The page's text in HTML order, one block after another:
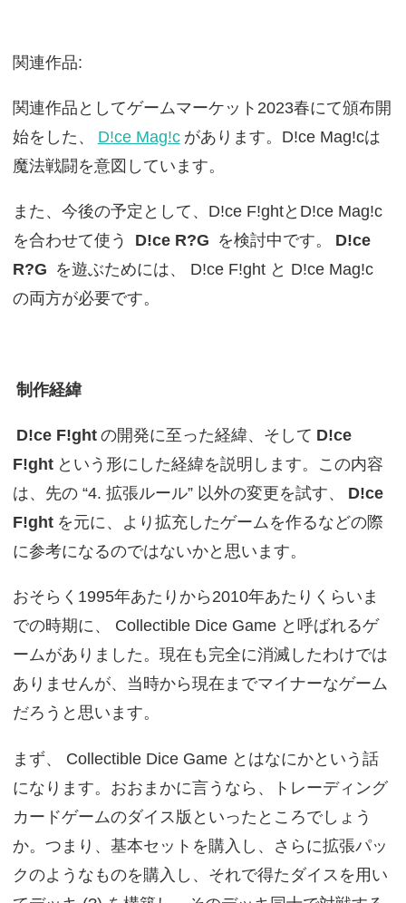
関連作品:
関連作品としてゲームマーケット2023春にて頒布開
始をした、
D!ce Mag!c があります。D!ce Mag!cは
魔法戦闘を意図しています。
また、今後の予定として、D!ce F!ghtとD!ce Mag!c
を合わせて使う
D!ce R?G を検討中です。
D!ce
R?G を遊ぶためには、 D!ce F!ght と D!ce Mag!c
の両方が必要です。
制作経緯
D!ce F!ght の開発に至った経緯、そして D!ce
F!ght という形にした経緯を説明します。この内容
は、先の “4. 拡張ルール” 以外の変更を試す、
D!ce
F!ght を元に、より拡充したゲームを作るなどの際
に参考になるのではないかと思います。
おそらく1995年あたりから2010年あたりくらいま
での時期に、 Collectible Dice Game と呼ばれるゲ
ームがありました。現在も完全に消滅したわけでは
ありませんが、当時から現在までマイナーなゲーム
だろうと思います。
まず、 Collectible Dice Game とはなにかという話
になります。おおまかに言うなら、トレーディング
カードゲームのダイス版といったところでしょう
か。つまり、基本セットを購入し、さらに拡張パッ
クのようなものを購入し、それで得たダイスを用い